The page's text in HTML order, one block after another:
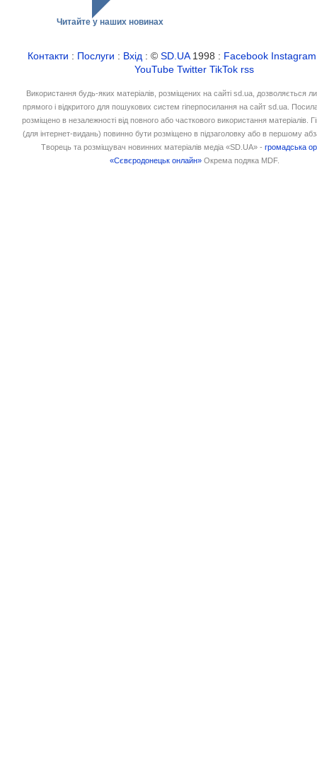
Читайте у наших новинах
Контакти : Послуги : Вхід : ©SD.UA1998 : Facebook Instagram
YouTube Twitter TikTok rss
Використання будь-яких матеріалів, розміщених на сайті sd.ua, дозволяється
прямого і відкритого для пошукових систем гіперпосилання на сайт sd.ua.
розміщено в незалежності від повного або часткового використання матеріалів.
(для інтернет-видань) повинно бути розміщено в підзаголовку або в першому
Творець та розміщувач новинних матеріалів медіа «SD.UA» -громадська
«Сєвєродонецьк онлайн» Окрема подяка MDF.